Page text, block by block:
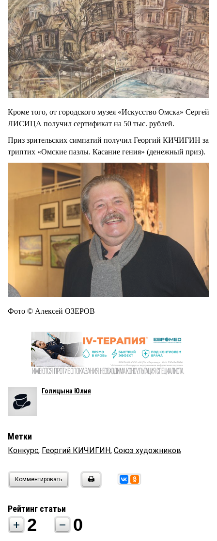
Кроме того, от городского музея «Искусство Омска» Сергей
ЛИСИЦА получил сертификат на 50 тыс. рублей.
Приз зрительских симпатий получил Георгий КИЧИГИН за
триптих «Омские пазлы. Касание гения» (денежный приз).
Фото © Алексей ОЗЕРОВ
Голицына Юлия
Метки
Конкурс, Георгий КИЧИГИН, Союз художников
Комментировать
Рейтинг статьи
2 0